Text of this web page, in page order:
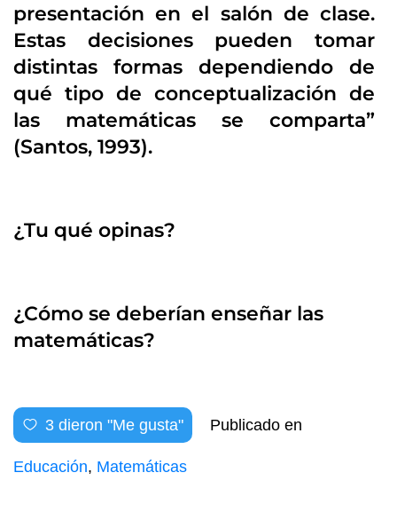
presentación en el salón de clase.
Estas decisiones pueden tomar
distintas formas dependiendo de
qué tipo de conceptualización de
las matemáticas se comparta”
(Santos, 1993).
¿Tu qué opinas?
¿Cómo se deberían enseñar las
matemáticas?
3 dieron "Me gusta" Publicado en
Educación, Matemáticas